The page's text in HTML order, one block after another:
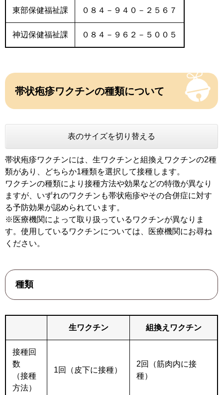
東部保健福祉課 ０８４－９４０－２５６７
神辺保健福祉課 ０８４－９６２－５００５
帯状疱疹ワクチンの種類について
表のサイズを切り替える
帯状疱疹ワクチンには、生ワクチンと組換えワクチンの2種
類があり、どちらか1種類を選択して接種します。
ワクチンの種類により接種方法や効果などの特徴が異なり
ますが、いずれのワクチンも帯状疱疹やその合併症に対す
る予防効果が認められています。
※医療機関によって取り扱っているワクチンが異なりま
す。使用しているワクチンについては、医療機関にお尋ね
ください。
種類
生ワクチン 組換えワクチン
接種回
数
（接種
方法）
1回（皮下に接種）
2回（筋肉内に接
種）